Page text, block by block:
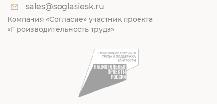
sales@soglasiesk.ru
Компания «Согласие» участник проекта
«Производительность труда»